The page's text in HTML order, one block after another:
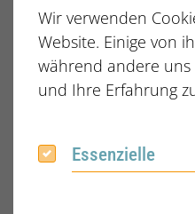
Veröffentlicht am:
15.01.2025
Wir verwenden
Website. Einige von
während andere uns
und Ihre Erfahrung
Essenzielle
Essenzielle